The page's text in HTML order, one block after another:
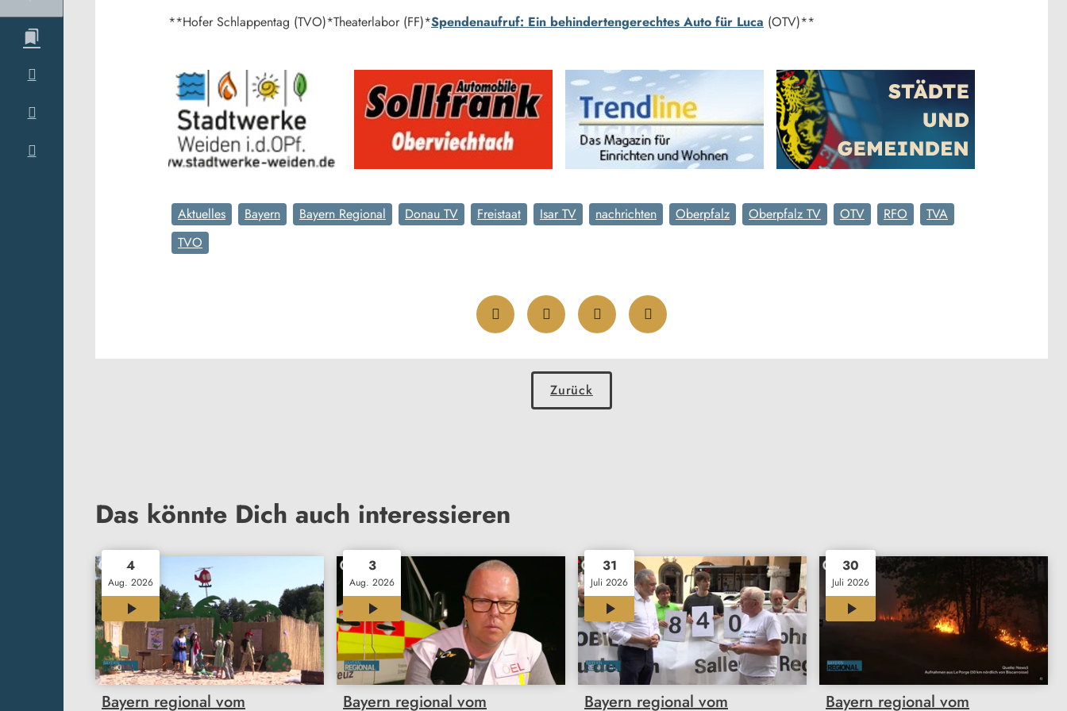
**Hofer Schlappentag (TVO)*Theaterlabor (FF)*Spendenaufruf: Ein behindertengerechtes Auto für Luca (OTV)**
Aktuelles Bayern Bayern Regional Donau TV Freistaat Isar TV nachrichten Oberpfalz Oberpfalz TV OTV RFO
TVA
TVO
Zurück
Das könnte Dich auch interessieren
4
Aug. 2026
12:00
Bayern regional vom
3
Aug. 2026
12:01
Bayern regional vom
31
Juli 2026
11:46
Bayern regional vom
30
Juli 2026
Bayern regional vom